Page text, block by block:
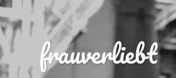
frauverliebt